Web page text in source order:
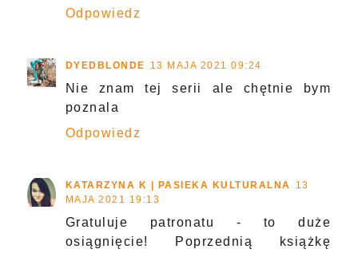
Odpowiedz
DYEDBLONDE 13 MAJA 2021 09:24
Nie znam tej serii ale chętnie bym
poznala
Odpowiedz
KATARZYNA K | PASIEKA KULTURALNA
13
MAJA 2021 19:13
Gratuluje patronatu - to duże
osiągnięcie! Poprzednią książkę